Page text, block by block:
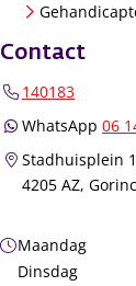
Contact
140183
WhatsApp 06
Stadhuisplein 1
4205 AZ,
Maandag
Dinsdag